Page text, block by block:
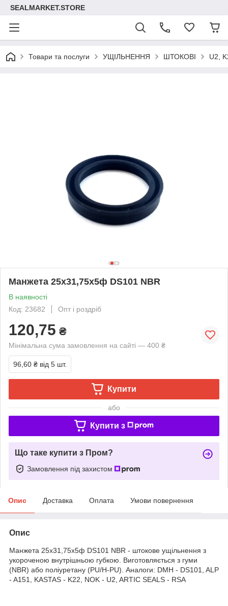
SEALMARKET.STORE
Товари та послуги УЩІЛЬНЕННЯ ШТОКОВІ U2,
Манжета 25х31,75х5ф DS101 NBR
В наявності
Код: 23682
Опт і роздріб
120,75 ₴
Мінімальна сума замовлення на сайті — 400 ₴
96,60 ₴ від 5 шт.
Купити
або
Купити з
Що таке купити з Пром?
Замовлення під захистом
Опис Доставка Оплата Умови повернення
Опис
Манжета 25х31,75х5ф DS101 NBR - штокове ущільнення з
укороченою внутрішньою губкою. Виготовляється з гуми
(NBR) або поліуретану (PU/H-PU). Аналоги: DMH - DS101, ALP
- A151, KASTAS - K22, NOK - U2, ARTIC SEALS - RSA